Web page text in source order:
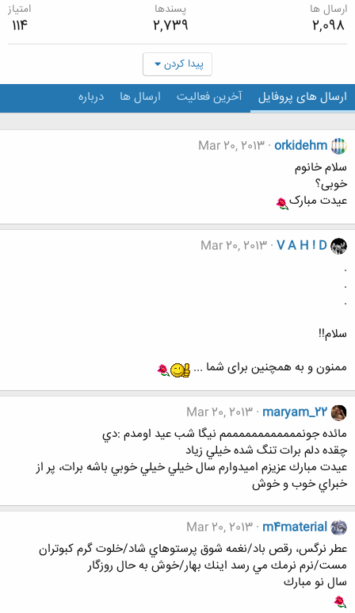
ارسال ها
2,098
پسندها
2,739
امتیاز
114
پیدا کردن
ارسال های پروفایل آخرین فعالیت ارسال ها درباره
orkidehm
Mar 20, 2013
سلام خانوم
خوبی؟
عیدت مبارک
V A H ! D
Mar 20, 2013
.
.
.
سلام!!
ممنون و به همچنین برای شما ...
maryam_22
Mar 20, 2013
مائده جونممممممممممممم نيگا شب عيد اومدم :دي
چقده دلم برات تنگ شده خيلي زياد
عيدت مبارك عزيزم اميدوارم سال خيلي خيلي خوبي باشه برات، پر از
خبراي خوب و خوش
m4material
Mar 20, 2013
عطر نرگس، رقص باد/نغمه شوق پرستوهاي شاد/خلوت گرم كبوتران
مست/نرم نرمك مي رسد اينك بهار/خوش به حال روزگار
سال نو مبارك